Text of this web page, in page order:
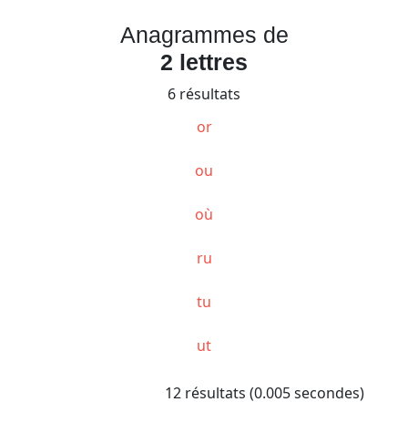
Anagrammes de
2 lettres
6 résultats
or
ou
où
ru
tu
ut
12 résultats (0.005 secondes)